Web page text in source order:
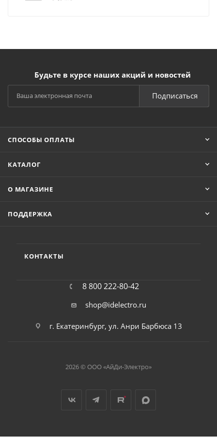
Будьте в курсе наших акций и новостей
Подписаться
СПОСОБЫ ОПЛАТЫ
КАТАЛОГ
О МАГАЗИНЕ
ПОДДЕРЖКА
КОНТАКТЫ
8 800 222-80-42
shop@idelectro.ru
г. Екатеринбург, ул. Анри Барбюса 13
2026 © ООО «АйДи-Электро»